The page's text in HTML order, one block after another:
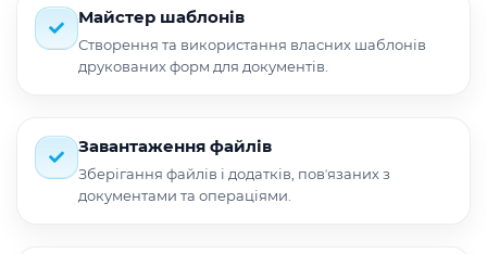
Майстер шаблонів
Створення та використання власних шаблонів
друкованих форм для документів.
Завантаження файлів
Зберігання файлів і додатків, повʼязаних з
документами та операціями.